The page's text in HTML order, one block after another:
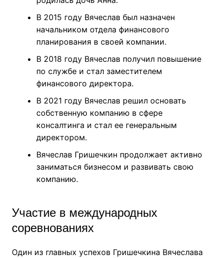
В 2015 году Вячеслав был назначен
начальником отдела финансового
планирования в своей компании.
В 2018 году Вячеслав получил повышение
по службе и стал заместителем
финансового директора.
В 2021 году Вячеслав решил основать
собственную компанию в сфере
консалтинга и стал ее генеральным
директором.
Вячеслав Гришечкин продолжает активно
заниматься бизнесом и развивать свою
компанию.
Участие в международных
соревнованиях
Один из главных успехов Гришечкина Вячеслава